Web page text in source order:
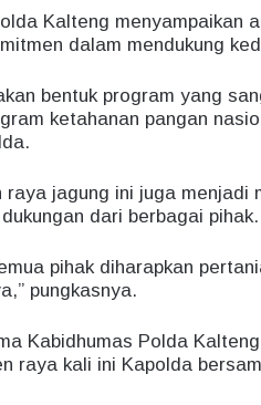
Kalteng menyampaikan
dalam mendukung
bentuk program yang
ketahanan pangan
jagung ini juga menjadi
dari berbagai pihak.
pihak diharapkan
pungkasnya.
Kabidhumas Polda
raya kali ini Kapolda